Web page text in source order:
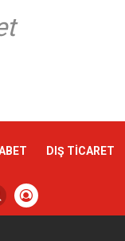
DIŞ TİCARET